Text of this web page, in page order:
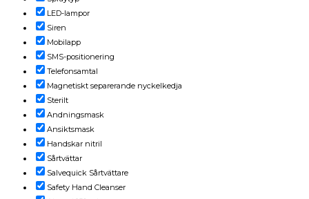
LED-lampor
Siren
Mobilapp
SMS-positionering
Telefonsamtal
Magnetiskt separerande nyckelkedja
Sterilt
Andningsmask
Ansiktsmask
Handskar nitril
Sårtvättar
Salvequick Sårtvättare
Safety Hand Cleanser